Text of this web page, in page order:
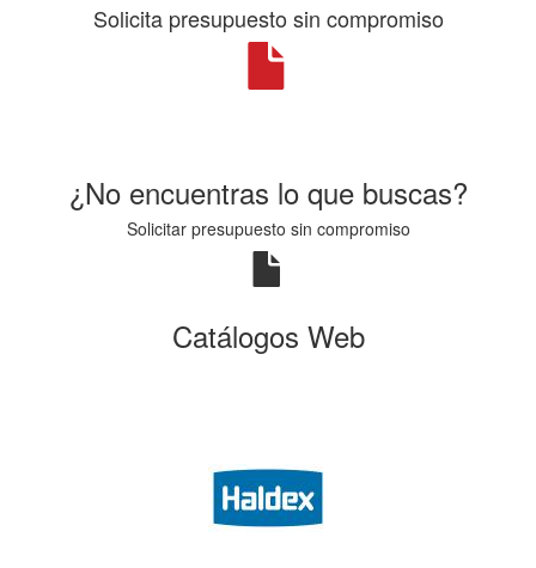
Solicita presupuesto sin compromiso
¿No encuentras lo que buscas?
Solicitar presupuesto sin compromiso
Catálogos Web